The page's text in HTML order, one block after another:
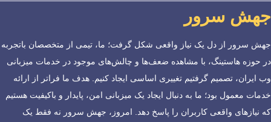
جهش سرور
جهش سرور از دل یک نیاز واقعی شکل گرفت؛ ما، تیمی از متخصصان باتجربه
در حوزه هاستینگ، با مشاهده ضعف‌ها و چالش‌های موجود در خدمات میزبانی
وب ایران، تصمیم گرفتیم تغییری اساسی ایجاد کنیم. هدف ما فراتر از ارائه
خدمات معمول بود؛ ما به دنبال ایجاد یک میزبانی امن، پایدار و باکیفیت هستیم
که نیازهای واقعی کاربران را پاسخ دهد. امروز، جهش سرور نه فقط یک